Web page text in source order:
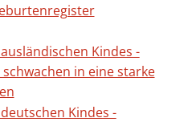
Kindes -
in eine starke
Kindes -